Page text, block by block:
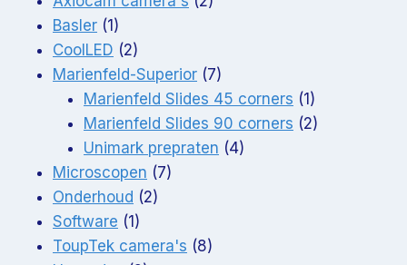
Basler 1 1
product
CoolLED 22
producten
Marienfeld-Superior 77
producten
Marienfeld Slides 45 corners 1 1
product
Marienfeld Slides 90 corners 22
Unimark prepraten 44
Microscopen 77
Onderhoud 22
Software 1 1
product
ToupTek camera's 88